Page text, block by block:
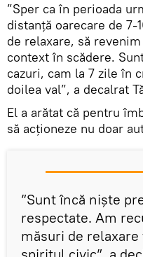
”Sper ca în perioada
distanţă oarecare de 7-
de relaxare, să
context în scădere.
cazuri, cam la 7 zile în
doilea val”, a decalrat
El a arătat că pentru
să acţioneze nu doar
”Sunt încă nişte
respectate. Am
măsuri de